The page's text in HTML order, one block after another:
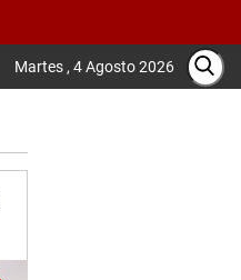
Martes , 4 Agosto 2026